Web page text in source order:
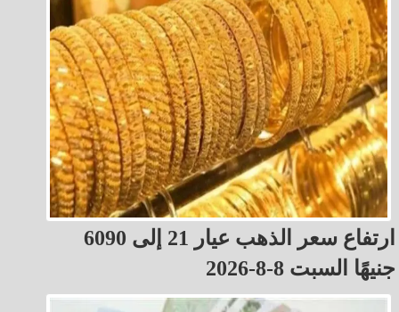
ارتفاع سعر الذهب عيار 21 إلى 6090
جنيهًا السبت 8-8-2026